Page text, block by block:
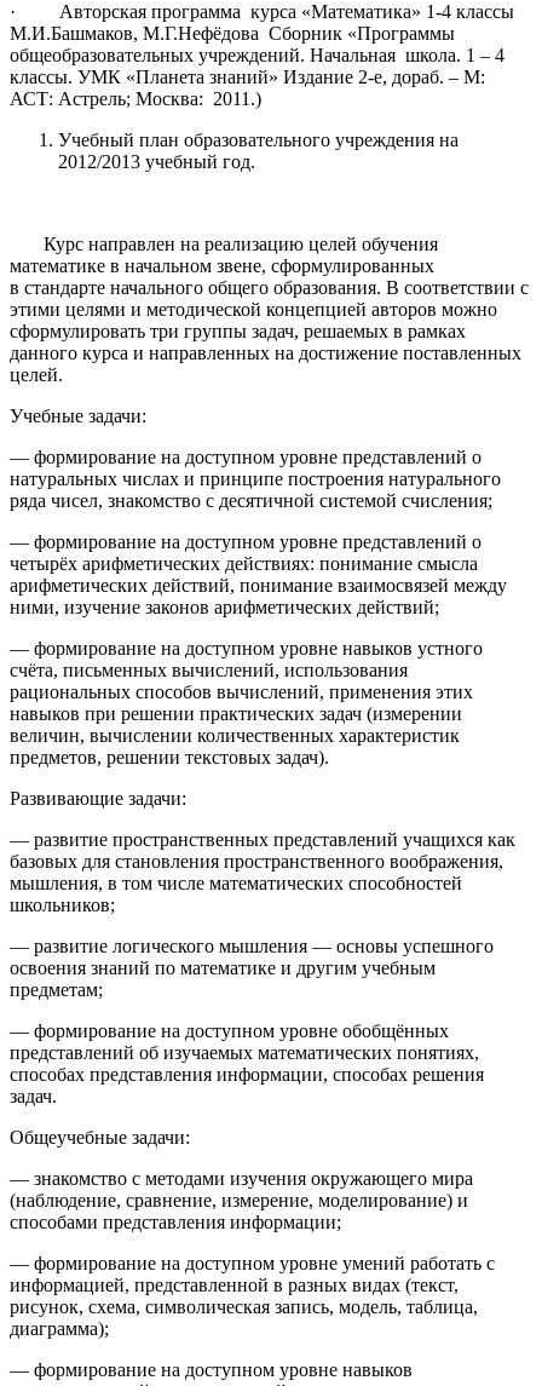
· Авторская программа курса «Математика» 1-4 классы
М.И.Башмаков, М.Г.Нефёдова Сборник «Программы
общеобразовательных учреждений. Начальная школа. 1 – 4
классы. УМК «Планета знаний» Издание 2-е, дораб. – М:
АСТ: Астрель; Москва: 2011.)
Учебный план образовательного учреждения на
2012/2013 учебный год.
Курс направлен на реализацию целей обучения
математике в начальном звене, сформулированных
в стандарте начального общего образования. В соответствии с
этими целями и методической концепцией авторов можно
сформулировать три группы задач, решаемых в рамках
данного курса и направленных на достижение поставленных
целей.
Учебные задачи:
— формирование на доступном уровне представлений о
натуральных числах и принципе построения натурального
ряда чисел, знакомство с десятичной системой счисления;
— формирование на доступном уровне представлений о
четырёх арифметических действиях: понимание смысла
арифметических действий, понимание взаимосвязей между
ними, изучение законов арифметических действий;
— формирование на доступном уровне навыков устного
счёта, письменных вычислений, использования
рациональных способов вычислений, применения этих
навыков при решении практических задач (измерении
величин, вычислении количественных характеристик
предметов, решении текстовых задач).
Развивающие задачи:
— развитие пространственных представлений учащихся как
базовых для становления пространственного воображения,
мышления, в том числе математических способностей
школьников;
— развитие логического мышления — основы успешного
освоения знаний по математике и другим учебным
предметам;
— формирование на доступном уровне обобщённых
представлений об изучаемых математических понятиях,
способах представления информации, способах решения
задач.
Общеучебные задачи:
— знакомство с методами изучения окружающего мира
(наблюдение, сравнение, измерение, моделирование) и
способами представления информации;
— формирование на доступном уровне умений работать с
информацией, представленной в разных видах (текст,
рисунок, схема, символическая запись, модель, таблица,
диаграмма);
— формирование на доступном уровне навыков